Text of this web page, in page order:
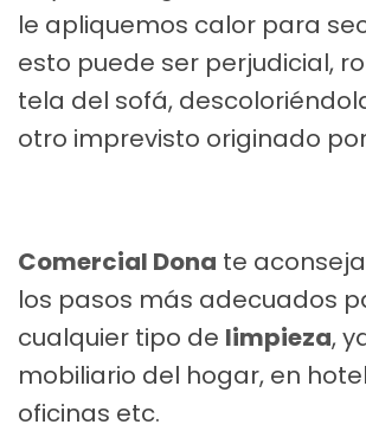
le apliquemos calor para
esto puede ser perjudicial,
tela del sofá,
otro imprevisto originado
Comercial Dona te
los pasos más adecuados
cualquier tipo de limpieza,
mobiliario del hogar, en
oficinas etc.